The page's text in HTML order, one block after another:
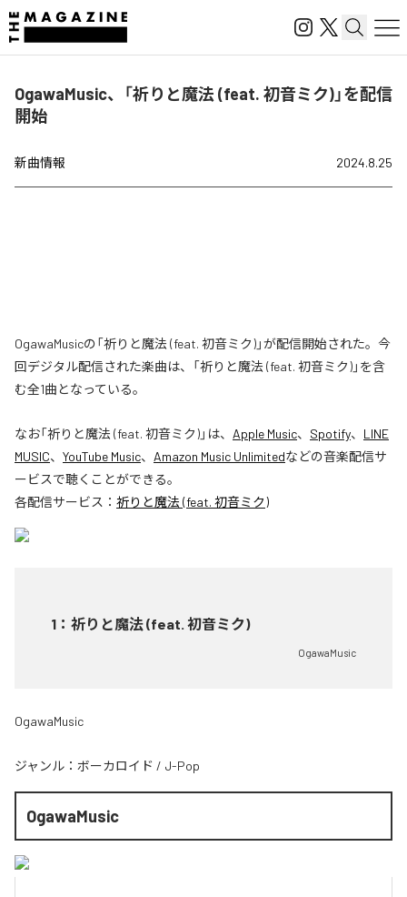
OgawaMusic、「祈りと魔法 (feat. 初音ミク)」を配信
開始
新曲情報 2024.8.25
OgawaMusicの「祈りと魔法 (feat. 初音ミク)」が配信開始された。今
回デジタル配信された楽曲は、「祈りと魔法 (feat. 初音ミク)」を含
む全1曲となっている。
なお「祈りと魔法 (feat. 初音ミク)」は、 Apple Music、 Spotify、 LINE
MUSIC、 YouTube Music、 Amazon Music Unlimitedなどの音楽配信サ
ービスで聴くことができる。
各配信サービス： 祈りと魔法 (feat. 初音ミク)
1 ： 祈りと魔法 (feat. 初音ミク)
OgawaMusic
OgawaMusic
ジャンル： ボーカロイド / J-Pop
OgawaMusic